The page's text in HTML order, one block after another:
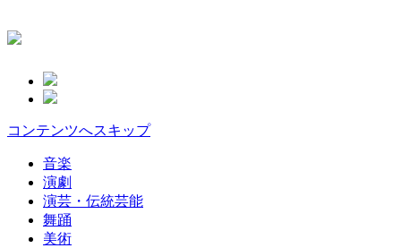
コンテンツへスキップ
音楽
演劇
演芸・伝統芸能
舞踊
美術